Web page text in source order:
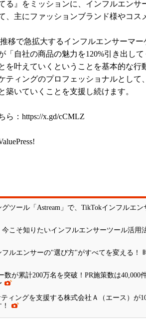
る』をミッションに、インフルエンサ
、主にファッションブランド様やコス
移で急拡大するインフルエンサーマ
「自社の商品の魅力を120%引き出し
を叶えていくということを基本的な行
ティングのプロフェッショナルとして
築いていくことを支援し続けます。
ら： https://x.gd/cCMLZ
ツール「Astream」で、TikTokインフルエ
こそ知りたいインフルエンサーツール活用
ルエンサーの"選び方"がすべてを変える！
数が累計200万名を突破！PR施策数は40,000
ィングを支援する株式会社Ａ（エース）が